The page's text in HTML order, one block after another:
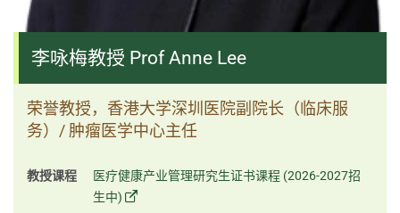
李咏梅教授 Prof Anne Lee
荣誉教授，香港大学深圳医院副院长（临床服
务）/ 肿瘤医学中心主任
教授课程
医疗健康产业管理研究生证书课程 (2026-2027招
生中)